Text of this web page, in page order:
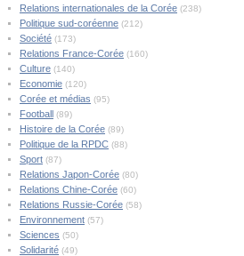
Relations internationales de la Corée (238)
Politique sud-coréenne (212)
Société (173)
Relations France-Corée (160)
Culture (140)
Economie (120)
Corée et médias (95)
Football (89)
Histoire de la Corée (89)
Politique de la RPDC (88)
Sport (87)
Relations Japon-Corée (80)
Relations Chine-Corée (60)
Relations Russie-Corée (58)
Environnement (57)
Sciences (50)
Solidarité (49)